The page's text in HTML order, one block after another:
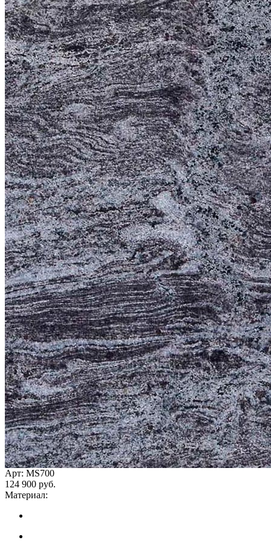
Арт: MS700
124 900 руб.
Материал: